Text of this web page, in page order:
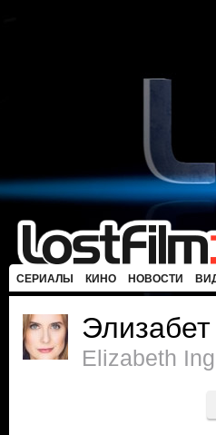
СЕРИАЛЫ КИНО НОВОСТИ
Elizabeth